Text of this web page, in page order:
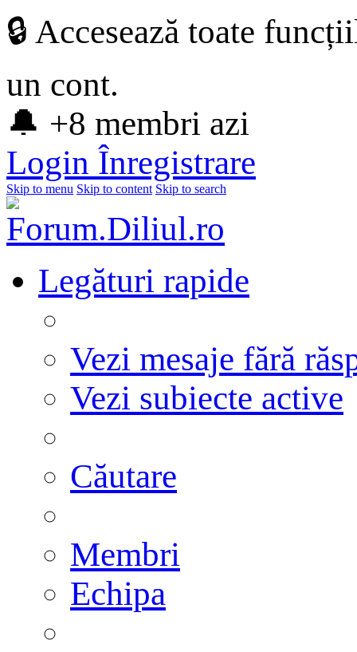
🔒 Accesează toate
un cont.
🔔 +8 membri azi
Login Înregistrare
Skip to menu Skip to content Skip to search
Legături rapide
Vezi mesaje fără
Vezi subiecte active
Căutare
Membri
Echipa